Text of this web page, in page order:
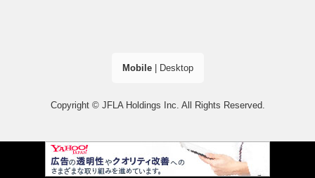
Mobile| Desktop
Copyright © JFLA Holdings Inc. All Rights Reserved.